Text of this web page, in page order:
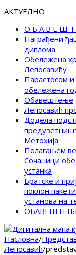
АКТУЕЛНО
О Б А В Е Ш
Награђени
диплома
Обележена
Лепосавићу
Парастосом
обележена
Обавештење
Лепосавић
Додела
Метохија
Полагањем
Сочаници
устанка
Братске и
поклон
установа на
ОБАВЕШТЕЊЕ
Насловна/
Лепосавић/